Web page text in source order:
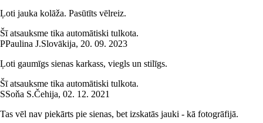
Ļoti jauka kolāža. Pasūtīts vēlreiz.
Šī atsauksme tika automātiski tulkota.
PPaulina J.Slovākija, 20. 09. 2023
Ļoti gaumīgs sienas karkass, viegls un stilīgs.
Šī atsauksme tika automātiski tulkota.
SSoňa S.Čehija, 02. 12. 2021
Tas vēl nav piekārts pie sienas, bet izskatās jauki - kā fotogrāfijā.